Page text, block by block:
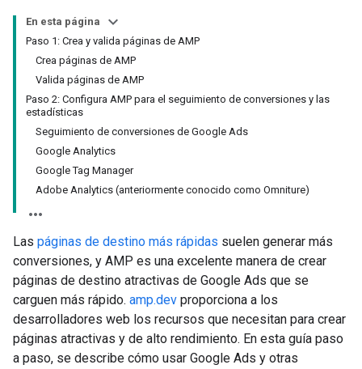
En esta página
Paso 1: Crea y valida páginas de AMP
Crea páginas de AMP
Valida páginas de AMP
Paso 2: Configura AMP para el seguimiento de conversiones y las
estadísticas
Seguimiento de conversiones de Google Ads
Google Analytics
Google Tag Manager
Adobe Analytics (anteriormente conocido como Omniture)
Las páginas de destino más rápidas suelen generar más
conversiones, y AMP es una excelente manera de crear
páginas de destino atractivas de Google Ads que se
carguen más rápido. amp.dev proporciona a los
desarrolladores web los recursos que necesitan para crear
páginas atractivas y de alto rendimiento. En esta guía paso
a paso, se describe cómo usar Google Ads y otras